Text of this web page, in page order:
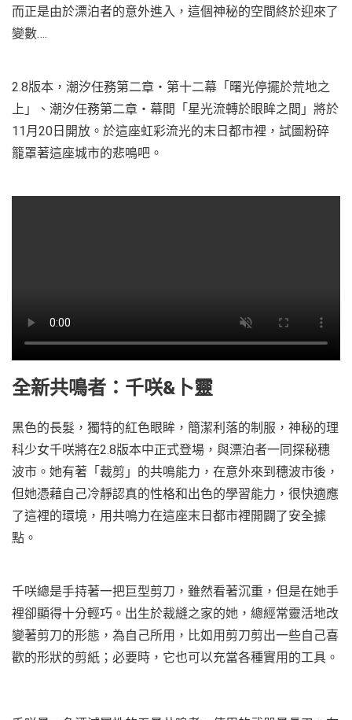
而正是由於漂泊者的意外進入，這個神秘的空間終於迎來了
變數….
2.8版本，潮汐任務第二章・第十二幕「曙光停擺於荒地之
上」、潮汐任務第二章・幕間「星光流轉於眼眸之間」將於
11月20日開放。於這座虹彩流光的末日都市裡，試圖粉碎
籠罩著這座城市的悲鳴吧。
全新共鳴者：千咲&卜靈
黑色的長髮，獨特的紅色眼眸，簡潔利落的制服，神秘的理
科少女千咲將在2.8版本中正式登場，與漂泊者一同探秘穗
波市。她有著「裁剪」的共鳴能力，在意外來到穗波市後，
但她憑藉自己冷靜認真的性格和出色的學習能力，很快適應
了這裡的環境，用共鳴力在這座末日都市裡開闢了安全據
點。
千咲總是手持著一把巨型剪刀，雖然看著沉重，但是在她手
裡卻顯得十分輕巧。出生於裁縫之家的她，總經常靈活地改
變著剪刀的形態，為自己所用，比如用剪刀剪出一些自己喜
歡的形狀的剪紙；必要時，它也可以充當各種實用的工具。